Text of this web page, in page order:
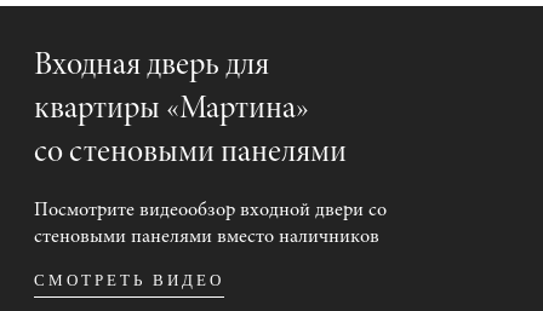
Входная дверь для
квартиры «Мартина»
со стеновыми панелями
Посмотрите видеообзор входной двери со
стеновыми панелями вместо наличников
СМОТРЕТЬ ВИДЕО